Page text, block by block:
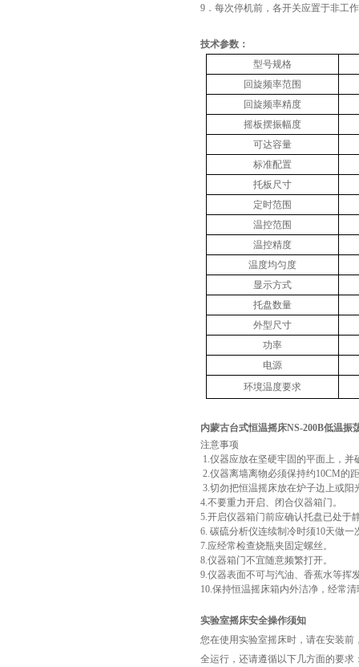
9．每次停机前，各开关应置于非工
技术参数：
型号规格
回旋频率范围
回旋频率精度
摇板摆振幅度
可达容量
标准配置
托板尺寸
定时范围
温控范围
温控精度
温度均匀度
显示方式
托盘数量
外型尺寸
功率
电源
环境温度要求
内蒙古台式恒温摇床NS-200B低温振
注意事项
1.仪器应放在坚硬牢固的平面上，并
2.仪器离墙离物必须保持约10CM的
3.切勿把恒温摇床放在炉子边上或阳
4.不要重力开启、闭合仪器箱门。
5.开启仪器箱门前应确认托盘已处于
6. 碳硫分析仪连续制冷时须10天做一
7.应经常检查烧瓶夹固定螺丝。
8.仪器箱门不宜随意频繁打开。
9.仪器表面不可与汽油、香蕉水等挥
10.保持恒温摇床箱内外洁净，经常
实验室摇床安全操作须知
您在使用实验室摇床时，请在安装
全运行，还请遵循以下几方面的要求